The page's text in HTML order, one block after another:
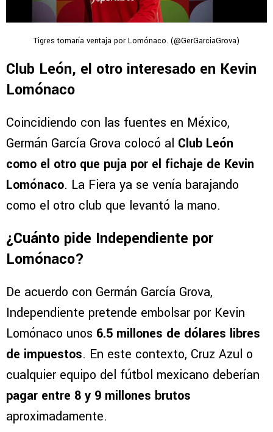
Tigres tomaría ventaja por Lomónaco. (@GerGarciaGrova)
Club León, el otro interesado en Kevin
Lomónaco
Coincidiendo con las fuentes en México,
Germán García Grova colocó al Club León
como el otro que puja por el fichaje de Kevin
Lomónaco. La Fiera ya se venía barajando
como el otro club que levantó la mano.
¿Cuánto pide Independiente por
Lomónaco?
De acuerdo con Germán García Grova,
Independiente pretende embolsar por Kevin
Lomónaco unos 6.5 millones de dólares libres
de impuestos. En este contexto, Cruz Azul o
cualquier equipo del fútbol mexicano deberían
pagar entre 8 y 9 millones brutos
aproximadamente.